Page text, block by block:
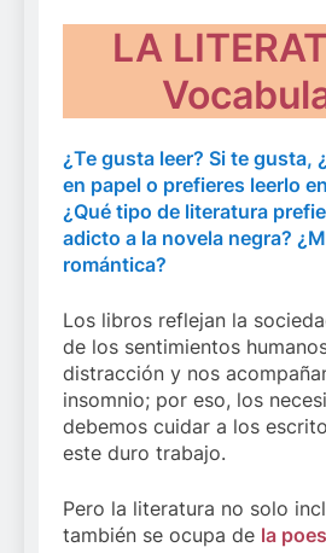
LA
¿Te gusta leer? Si te gusta,
en papel o prefieres leerlo
¿Qué tipo de literatura
adicto a la novela negra?
romántica?
Los libros reflejan la
de los sentimientos
distracción y nos
insomnio; por eso, los
debemos cuidar a los
este duro trabajo.
Pero la literatura no solo
también se ocupa de la